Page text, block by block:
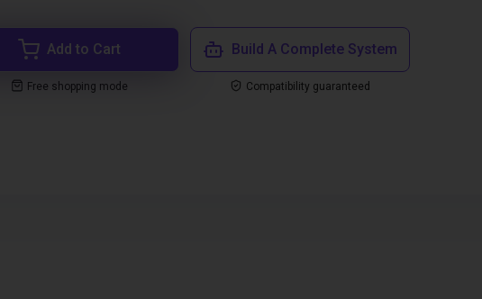
Add to Cart
Free shopping mode
Build A Complete System
Compatibility guaranteed